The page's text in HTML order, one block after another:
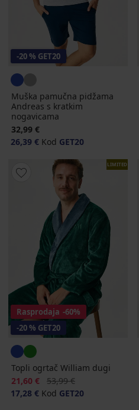
-20 % GET20
Muška pamučna pidžama
Andreas s kratkim
nogavicama
32,99 €
26,39 € Kod GET20
LIMITED
Rasprodaja -60%
-20 % GET20
Topli ogrtač William dugi
Popust
21,60 € Prvobitna cijena
53,99 €
17,28 € Kod GET20